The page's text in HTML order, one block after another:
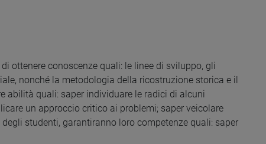
ottenere conoscenze quali: le linee di sviluppo, gli
nonché la metodologia della ricostruzione storica e il
abilità quali: saper individuare le radici di alcuni
un approccio critico ai problemi; saper veicolare
studenti, garantiranno loro competenze quali: saper